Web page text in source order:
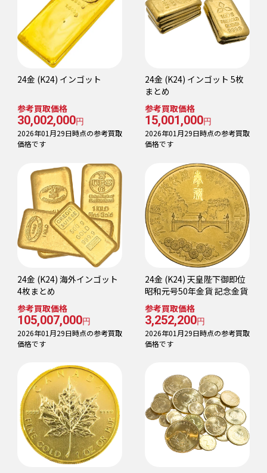
24金 (K24) インゴット
参考買取価格
30,002,000円
2026年01月29日時点の参考買取
価格です
24金 (K24) インゴット 5枚
まとめ
参考買取価格
15,001,000円
2026年01月29日時点の参考買取
価格です
24金 (K24) 海外インゴット
4枚まとめ
参考買取価格
105,007,000円
2026年01月29日時点の参考買取
価格です
24金 (K24) 天皇陛下御即位
昭和元号50年金貨 記念金貨
参考買取価格
3,252,200円
2026年01月29日時点の参考買取
価格です